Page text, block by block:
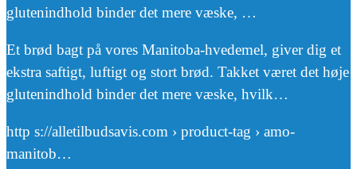
glutenindhold binder det mere væske, …
Et brød bagt på vores Manitoba-hvedemel, giver dig et
ekstra saftigt, luftigt og stort brød. Takket været det høje
glutenindhold binder det mere væske, hvilk…
http s://alletilbudsavis.com › product-tag › amo-
manitob…